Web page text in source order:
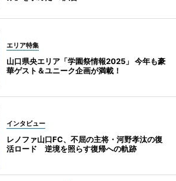
エリア特集
山口県央エリア「学園祭情報2025」 今年も豪
華ゲスト＆ユニーク企画が満載！
インタビュー
レノファ山口FC、不屈の主将・河野孝汰の復
活ロード 逆境を照らす復帰への軌跡